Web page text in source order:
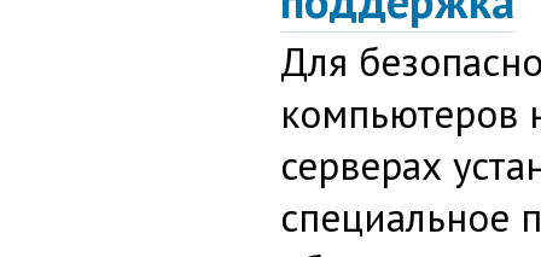
Для
компьютеров
серверах
специальное